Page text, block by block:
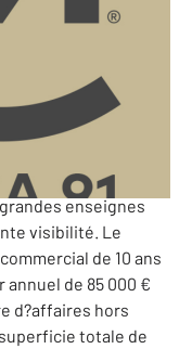
Financière)
centre commercial
ce restaurant
avec de
vaste zone d?
enseignes
visibilité. Le
de 10 ans
annuel de 85 000 €
d?affaires hors
totale de